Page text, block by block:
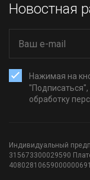
Новостная
Нажимая на
обработку
Индивидуальный
315673300029590